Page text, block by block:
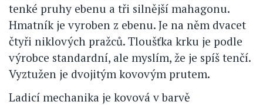
tenké pruhy ebenu a tři silnější mahagonu.
Hmatník je vyroben z ebenu. Je na něm dvacet
čtyři niklových pražců. Tloušťka krku je podle
výrobce standardní, ale myslím, že je spíš tenčí.
Vyztužen je dvojitým kovovým prutem.
Ladicí mechanika je kovová v barvě